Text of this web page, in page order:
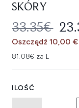
SKÓRY
33.35€
Oszczędź 10,00 €
81.08€ za L
ILOŚĆ